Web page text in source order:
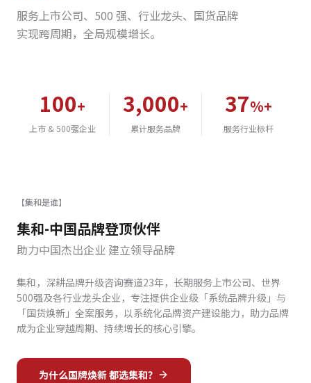
服务上市公司、500 强、行业龙头、国货品牌
实现跨周期，全局规模增长。
100+
上市 & 500强企业
3,000+
累计服务品牌
37%+
服务行业标杆
【集和是谁】
集和-中国品牌登顶伙伴
助力中国杰出企业 建立领导品牌
集和，深耕品牌升级咨询赛道23年，长期服务上市公司、世界
500强及各行业龙头企业，专注提供企业级「系统品牌升级」与
「国货焕新」全案服务，以系统化品牌资产建设能力，助力品牌
成为企业穿越周期、持续增长的核心引擎。
为什么国牌焕新 都选集和？